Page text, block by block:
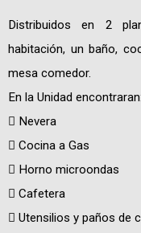
Distribuidos en 2
habitación, un baño,
mesa comedor.
En la Unidad encontraran:
 Nevera
 Cocina a Gas
 Horno microondas
 Cafetera
 Utensilios y paños de